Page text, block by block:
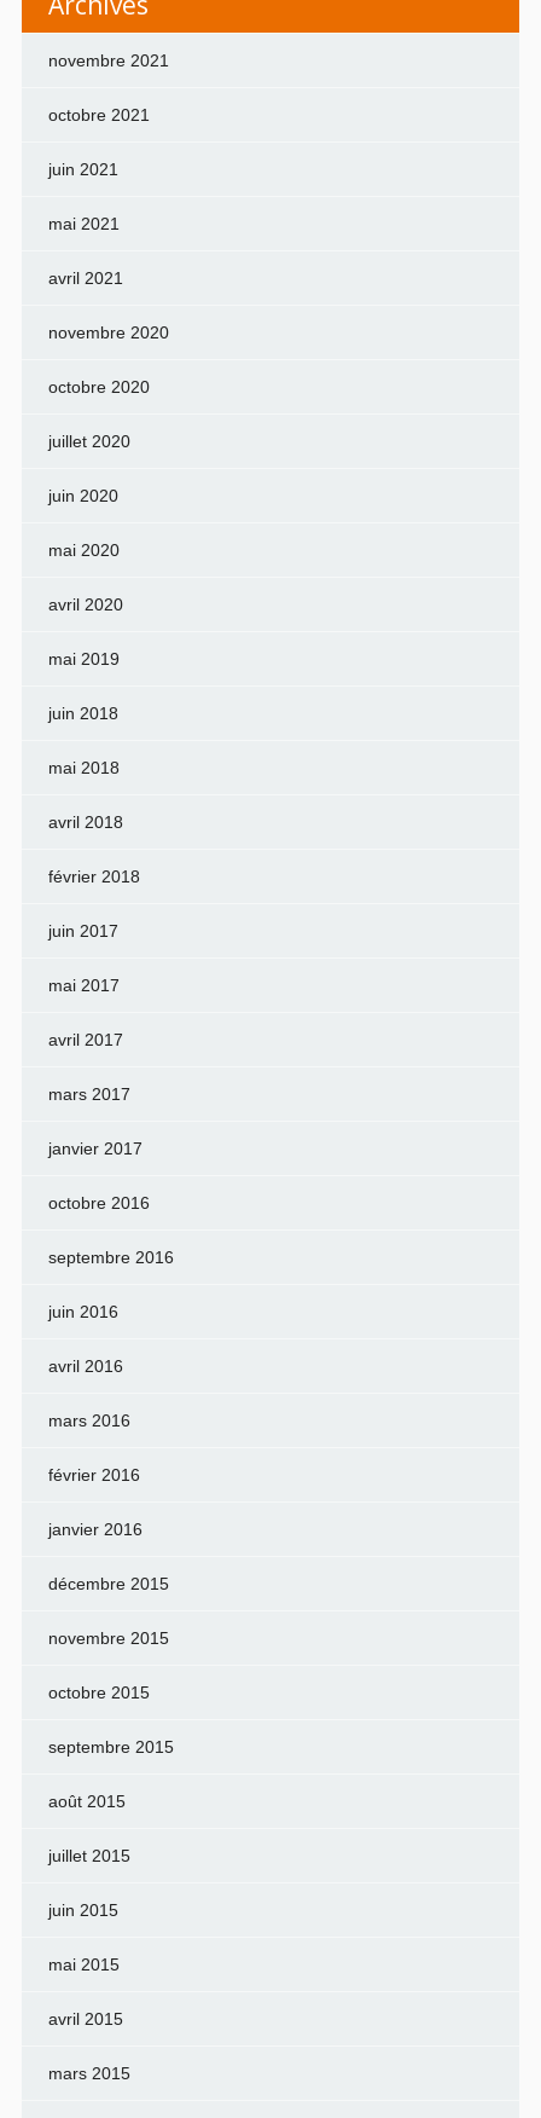
novembre 2021
octobre 2021
juin 2021
mai 2021
avril 2021
novembre 2020
octobre 2020
juillet 2020
juin 2020
mai 2020
avril 2020
mai 2019
juin 2018
mai 2018
avril 2018
février 2018
juin 2017
mai 2017
avril 2017
mars 2017
janvier 2017
octobre 2016
septembre 2016
juin 2016
avril 2016
mars 2016
février 2016
janvier 2016
décembre 2015
novembre 2015
octobre 2015
septembre 2015
août 2015
juillet 2015
juin 2015
mai 2015
avril 2015
mars 2015